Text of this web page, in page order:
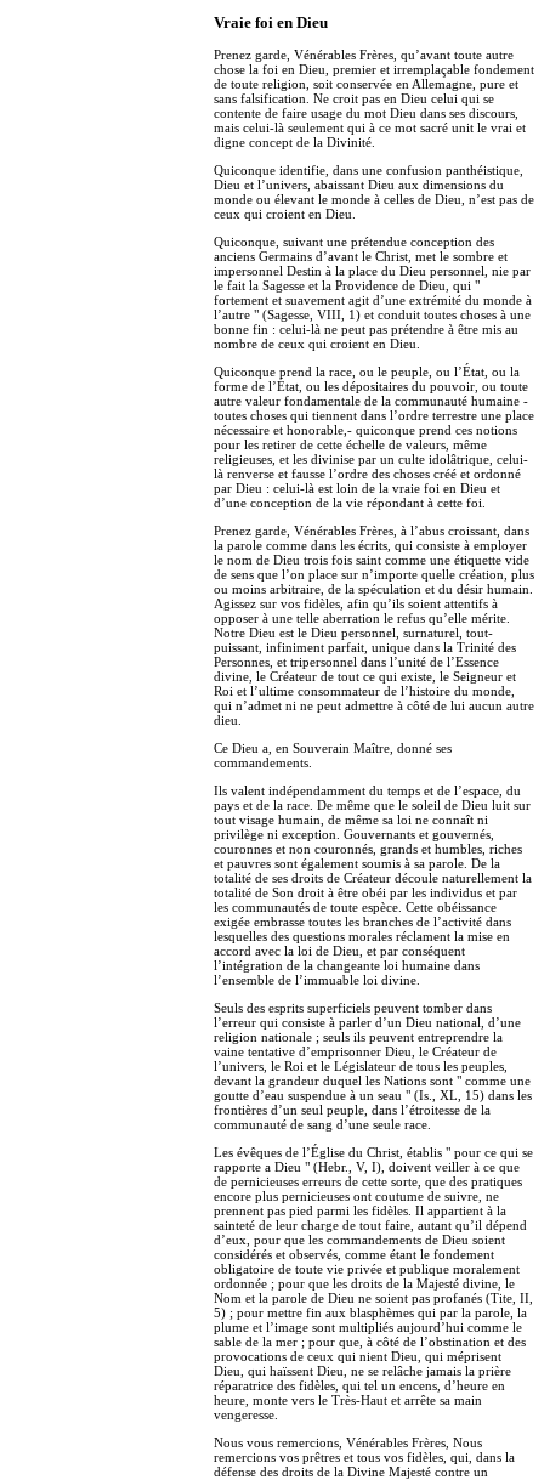
Vraie foi en Dieu
Prenez garde, Vénérables Frères, qu’avant toute autre
chose la foi en Dieu, premier et irremplaçable fondement
de toute religion, soit conservée en Allemagne, pure et
sans falsification. Ne croit pas en Dieu celui qui se
contente de faire usage du mot Dieu dans ses discours,
mais celui-là seulement qui à ce mot sacré unit le vrai et
digne concept de la Divinité.
Quiconque identifie, dans une confusion panthéistique,
Dieu et l’univers, abaissant Dieu aux dimensions du
monde ou élevant le monde à celles de Dieu, n’est pas de
ceux qui croient en Dieu.
Quiconque, suivant une prétendue conception des
anciens Germains d’avant le Christ, met le sombre et
impersonnel Destin à la place du Dieu personnel, nie par
le fait la Sagesse et la Providence de Dieu, qui "
fortement et suavement agit d’une extrémité du monde à
l’autre " (Sagesse, VIII, 1) et conduit toutes choses à une
bonne fin : celui-là ne peut pas prétendre à être mis au
nombre de ceux qui croient en Dieu.
Quiconque prend la race, ou le peuple, ou l’État, ou la
forme de l’État, ou les dépositaires du pouvoir, ou toute
autre valeur fondamentale de la communauté humaine -
toutes choses qui tiennent dans l’ordre terrestre une place
nécessaire et honorable,- quiconque prend ces notions
pour les retirer de cette échelle de valeurs, même
religieuses, et les divinise par un culte idolâtrique, celui-
là renverse et fausse l’ordre des choses créé et ordonné
par Dieu : celui-là est loin de la vraie foi en Dieu et
d’une conception de la vie répondant à cette foi.
Prenez garde, Vénérables Frères, à l’abus croissant, dans
la parole comme dans les écrits, qui consiste à employer
le nom de Dieu trois fois saint comme une étiquette vide
de sens que l’on place sur n’importe quelle création, plus
ou moins arbitraire, de la spéculation et du désir humain.
Agissez sur vos fidèles, afin qu’ils soient attentifs à
opposer à une telle aberration le refus qu’elle mérite.
Notre Dieu est le Dieu personnel, surnaturel, tout-
puissant, infiniment parfait, unique dans la Trinité des
Personnes, et tripersonnel dans l’unité de l’Essence
divine, le Créateur de tout ce qui existe, le Seigneur et
Roi et l’ultime consommateur de l’histoire du monde,
qui n’admet ni ne peut admettre à côté de lui aucun autre
dieu.
Ce Dieu a, en Souverain Maître, donné ses
commandements.
Ils valent indépendamment du temps et de l’espace, du
pays et de la race. De même que le soleil de Dieu luit sur
tout visage humain, de même sa loi ne connaît ni
privilège ni exception. Gouvernants et gouvernés,
couronnes et non couronnés, grands et humbles, riches
et pauvres sont également soumis à sa parole. De la
totalité de ses droits de Créateur découle naturellement la
totalité de Son droit à être obéi par les individus et par
les communautés de toute espèce. Cette obéissance
exigée embrasse toutes les branches de l’activité dans
lesquelles des questions morales réclament la mise en
accord avec la loi de Dieu, et par conséquent
l’intégration de la changeante loi humaine dans
l’ensemble de l’immuable loi divine.
Seuls des esprits superficiels peuvent tomber dans
l’erreur qui consiste à parler d’un Dieu national, d’une
religion nationale ; seuls ils peuvent entreprendre la
vaine tentative d’emprisonner Dieu, le Créateur de
l’univers, le Roi et le Législateur de tous les peuples,
devant la grandeur duquel les Nations sont " comme une
goutte d’eau suspendue à un seau " (Is., XL, 15) dans les
frontières d’un seul peuple, dans l’étroitesse de la
communauté de sang d’une seule race.
Les évêques de l’Église du Christ, établis " pour ce qui se
rapporte a Dieu " (Hebr., V, I), doivent veiller à ce que
de pernicieuses erreurs de cette sorte, que des pratiques
encore plus pernicieuses ont coutume de suivre, ne
prennent pas pied parmi les fidèles. Il appartient à la
sainteté de leur charge de tout faire, autant qu’il dépend
d’eux, pour que les commandements de Dieu soient
considérés et observés, comme étant le fondement
obligatoire de toute vie privée et publique moralement
ordonnée ; pour que les droits de la Majesté divine, le
Nom et la parole de Dieu ne soient pas profanés (Tite, II,
5) ; pour mettre fin aux blasphèmes qui par la parole, la
plume et l’image sont multipliés aujourd’hui comme le
sable de la mer ; pour que, à côté de l’obstination et des
provocations de ceux qui nient Dieu, qui méprisent
Dieu, qui haïssent Dieu, ne se relâche jamais la prière
réparatrice des fidèles, qui tel un encens, d’heure en
heure, monte vers le Très-Haut et arrête sa main
vengeresse.
Nous vous remercions, Vénérables Frères, Nous
remercions vos prêtres et tous vos fidèles, qui, dans la
défense des droits de la Divine Majesté contre un